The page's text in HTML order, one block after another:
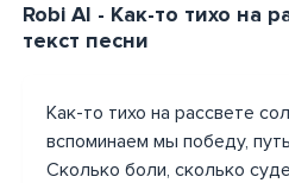
Robi AI - Как-то тихо на
текст песни
Как-то тихо на рассвете
вспоминаем мы победу,
Сколько боли, сколько